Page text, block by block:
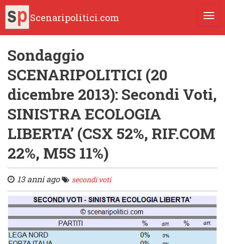
Scenaripolitici.com
Sondaggio
SCENARIPOLITICI (20
dicembre 2013): Secondi Voti,
SINISTRA ECOLOGIA
LIBERTA’ (CSX 52%, RIF.COM
22%, M5S 11%)
13 anni ago secondi voti